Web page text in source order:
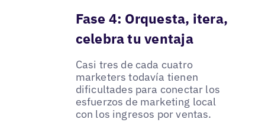
Fase 4: Orquesta, itera,
celebra tu ventaja
Casi tres de cada cuatro
marketers todavía tienen
dificultades para conectar los
esfuerzos de marketing local
con los ingresos por ventas.